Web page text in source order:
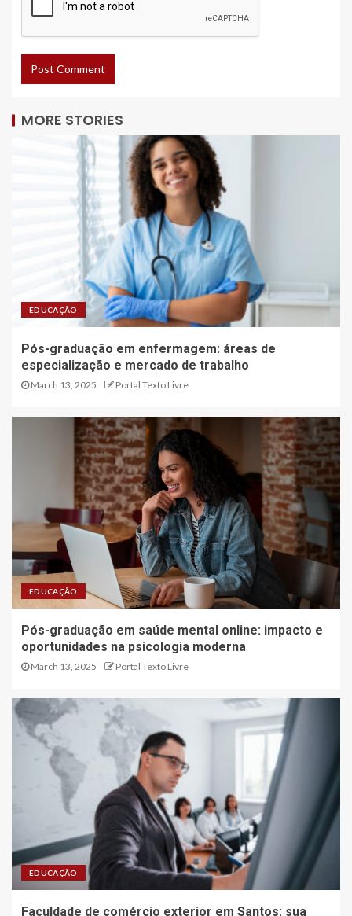
MORE STORIES
EDUCAÇÃO
Pós-graduação em enfermagem: áreas de
especialização e mercado de trabalho
March 13, 2025 Portal Texto Livre
EDUCAÇÃO
Pós-graduação em saúde mental online: impacto e
oportunidades na psicologia moderna
March 13, 2025 Portal Texto Livre
EDUCAÇÃO
Faculdade de comércio exterior em Santos: sua